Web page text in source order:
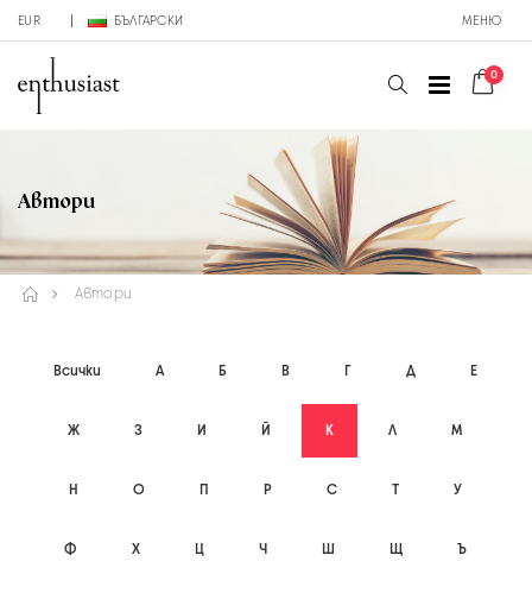
EUR БЪЛГАРСКИ МЕНЮ
0
Автори
Автори
Всички А Б В Г Д Е
Ж З И Й К Л М
Н О П Р С Т У
Ф Х Ц Ч Ш Щ Ъ